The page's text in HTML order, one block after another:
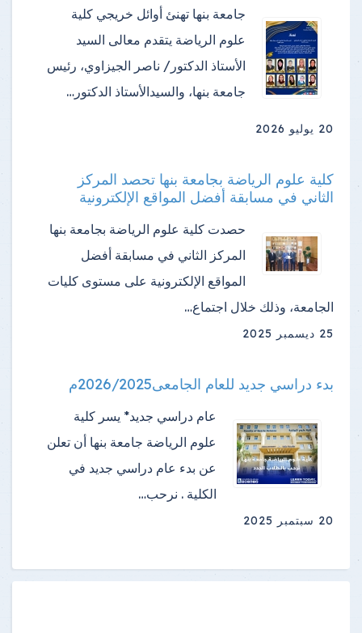
جامعة بنها تهنئ أوائل خريجي كلية
علوم الرياضة ​يتقدم معالى السيد
الأستاذ الدكتور/ ناصر الجيزاوي، رئيس
جامعة بنها، والسيدالأستاذ الدكتور…
20 يوليو 2026
كلية علوم الرياضة بجامعة بنها تحصد المركز
الثاني في مسابقة أفضل المواقع الإلكترونية
حصدت كلية علوم الرياضة بجامعة بنها
المركز الثاني في مسابقة أفضل
المواقع الإلكترونية على مستوى كليات
الجامعة، وذلك خلال اجتماع…
25 ديسمبر 2025
بدء دراسي جديد للعام الجامعى2026/2025م
عام دراسي جديد* يسر كلية
علوم الرياضة جامعة بنها أن تعلن
عن بدء عام دراسي جديد في
الكلية . نرحب…
20 سبتمبر 2025